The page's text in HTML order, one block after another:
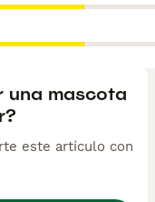
una mascota
este artículo con